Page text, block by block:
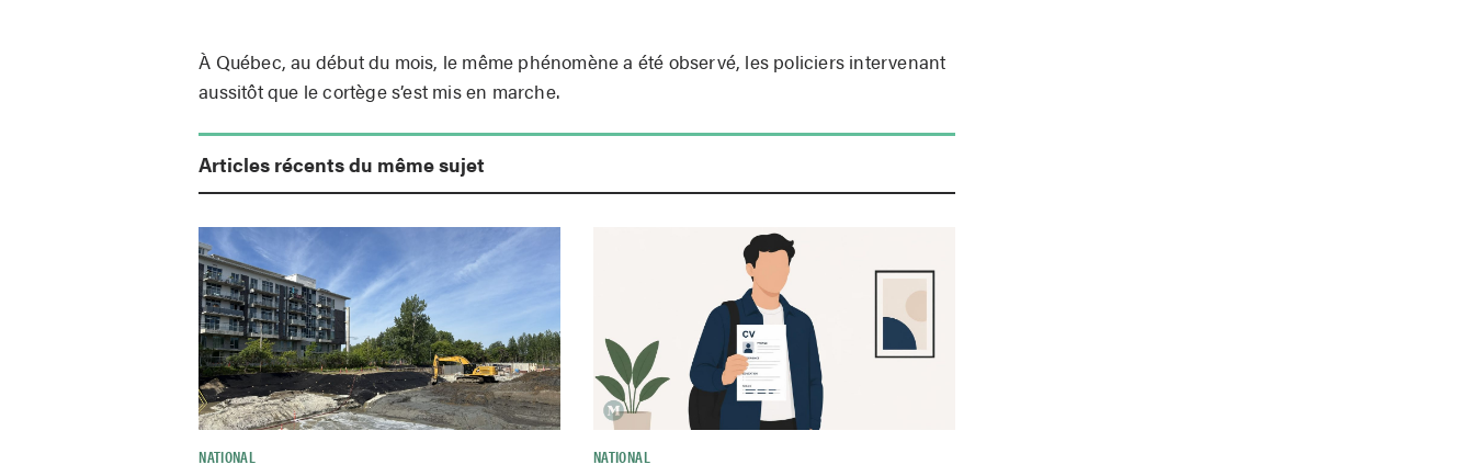
À Québec, au début du mois, le même phénomène a été observé, les policiers intervenant
aussitôt que le cortège s’est mis en marche.
Articles récents du même sujet
NATIONAL NATIONAL